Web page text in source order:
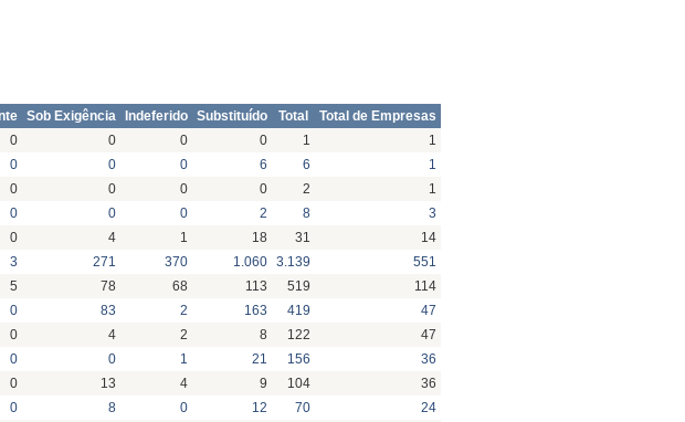
Sob Exigência Indeferido Substituído Total
Total de Empresas
0 0 0 0 1
1
0 0 0 6 6
1
0 0 0 0 2
1
0 0 0 2 8
3
0 4 1 18 31
14
3 271 370 1.060 3.139
551
5 78 68 113 519
114
0 83 2 163 419
47
0 4 2 8 122
47
0 0 1 21 156
36
0 13 4 9 104
36
0 8 0 12 70
24